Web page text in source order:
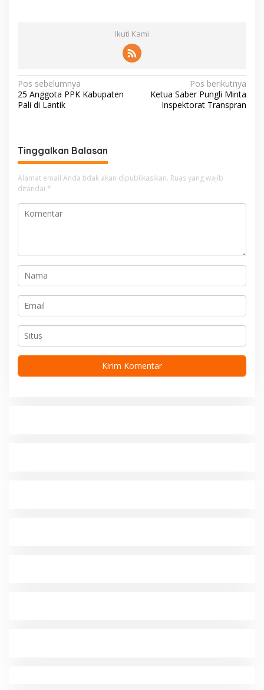
Ikuti Kami
N
a
g
a
s
i
p
s
Pos sebelumnya
25 Anggota PPK Kabupaten
Pali di Lantik
Pos berikutnya
Ketua Saber Pungli Minta
Inspektorat Transpran
Tinggalkan Balasan
Alamat email Anda tidak akan dipublikasikan. Ruas yang wajib
ditandai *